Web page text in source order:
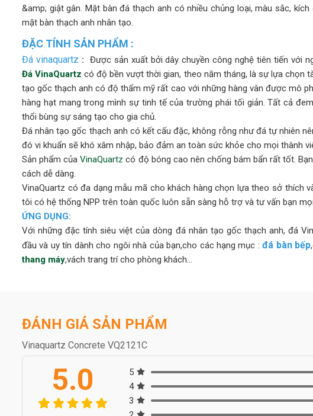
&amp; giật gân. Mặt bàn đá thạch anh có nhiều chủng loại, màu sắc,
mặt bàn thạch anh nhân tạo.
ĐẶC TÍNH SẢN PHẨM :
Đá vinaquartz :
Được sản xuất bởi dây chuyền công nghệ tiên tiến với
Đá VinaQuartz có độ bền vượt thời gian, theo năm tháng, là sự lựa chọn
tạo gốc thạch anh có độ thẩm mỹ rất cao với những hàng vân được mô
hàng hạt mang trong mình sự tinh tế của trường phái tối giản. Tất cả
thổi bùng sự sáng tạo cho gia chủ.
Đá nhân tạo gốc thạch anh có kết cấu đặc, không rỗng như đá tự nhiên
đó vi khuẩn sẽ khó xâm nhập, bảo đảm an toàn sức khỏe cho mọi thành
Sản phẩm củaVinaQuartzcó độ bóng cao nên chống bám bẩn rất tốt.
cách dễ dàng.
VinaQuartz có đa dạng mẫu mã cho khách hàng chọn lựa theo sở thích
tôi có hệ thống NPP trên toàn quốc luôn sẵn sàng hỗ trợ và tư vấn bạn
ỨNG DỤNG:
Với những đặc tính siêu việt của dòng đá nhân tạo gốc thạch anh, đá
đầu và uy tín dành cho ngôi nhà của bạn,cho các hạng mục :đá bàn bếp
thang máy,vách trang trí cho phòng khách...
chăm sóc sức khỏe và gia đình. Sản phẩm của chúng tôi tuân thủ các Tiêu
HÀNH TRÌNH CỦA VINAQUARTZ KHẮP THẾ GIỚI
Dòng sản phẩm “VinaQuartz” đã được xuất khẩu sang nhiều nước ở Bắc
vào chất lượng và dịch vụ để mang lại sự hài lòng tốt nhất cho mọi
thành một trong những thương hiệu nổi tiếng về bề mặt thạch anh trên
lược của nhiều tập đoàn và chuỗi cung ứng trên thế giới.
BỘ SƯU TẬP TUYỆT VỜI VỚI THIẾT KẾ SANG TRỌNG CHO MỌI
ĐÁNH GIÁ SẢN PHẨM
Vinaquartz Concrete VQ2121C
5.0 5
4
3